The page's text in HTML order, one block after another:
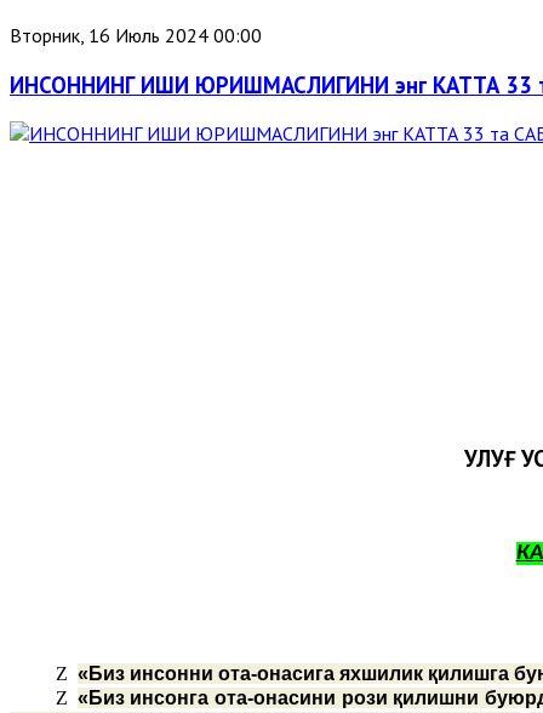
Вторник, 16 Июль 2024 00:00
ИНСОННИНГ ИШИ ЮРИШМАСЛИГИНИ энг КАТТА 33
УЛУҒ
Z «Биз инсонни ота-онасига яхшилик қилишга
Z «Биз инсонга ота-онасини рози қилишни